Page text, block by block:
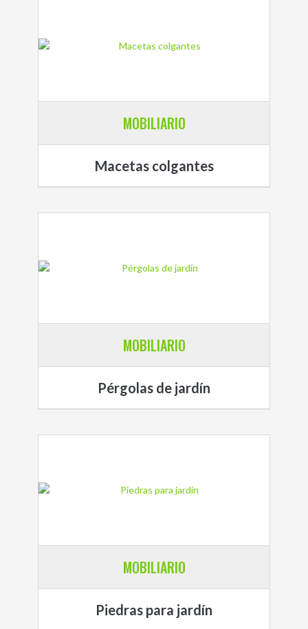
MOBILIARIO
Macetas colgantes
MOBILIARIO
Pérgolas de jardín
MOBILIARIO
Piedras para jardín